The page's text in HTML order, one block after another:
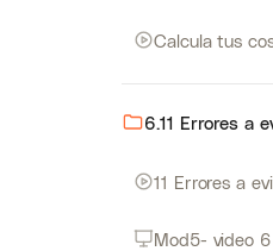
Calcula tus
6.11 Errores a
11 Errores a
Mod5- video